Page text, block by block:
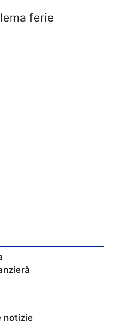
ferie
notizie